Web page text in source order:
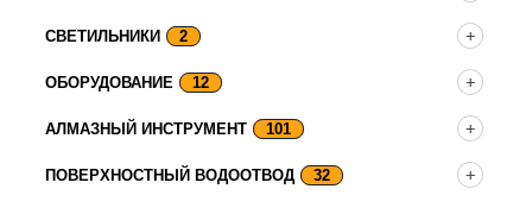
СВЕТИЛЬНИКИ 2
ОБОРУДОВАНИЕ 12
АЛМАЗНЫЙ ИНСТРУМЕНТ 101
ПОВЕРХНОСТНЫЙ ВОДООТВОД 32